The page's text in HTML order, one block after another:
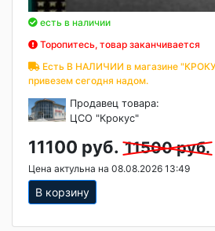
есть в наличии
Торопитесь, товар заканчивается
Есть В НАЛИЧИИ в магазине
привезем сегодня надом.
Продавец товара:
ЦСО "Крокус"
11100 руб. 11500 руб.
Цена актульна на 08.08.2026 13:49
В корзину